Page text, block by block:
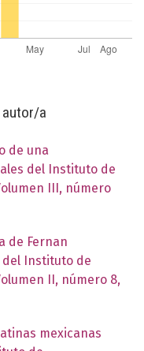
a
de una
del Instituto de
III, número
de Fernan
del Instituto de
II, número 8,
mexicanas